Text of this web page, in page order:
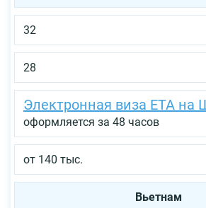
32
28
Электронная виза ETA на
оформляется за 48 часов
от 140 тыс.
Вьетнам